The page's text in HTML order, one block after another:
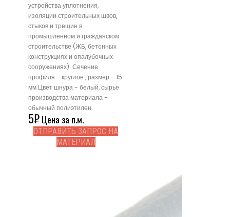
устройства уплотнения,
изоляции строительных швов,
стыков и трещин в
промышленном и гражданском
строительстве (ЖБ, бетонных
конструкциях и опалубочных
сооружениях). Сечение
профиля - круглое , размер - 15
мм.Цвет шнура - белый, сырье
производства материала -
обычный полиэтилен.
5₽Цена за п.м.
ОТПРАВИТЬ ЗАПРОС НА
МАТЕРИАЛ